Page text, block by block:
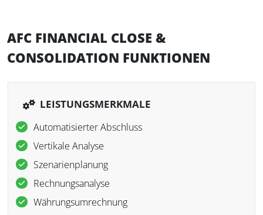
AFC FINANCIAL CLOSE &
CONSOLIDATION FUNKTIONEN
LEISTUNGSMERKMALE
Automatisierter Abschluss
Vertikale Analyse
Szenarienplanung
Rechnungsanalyse
Währungsumrechnung